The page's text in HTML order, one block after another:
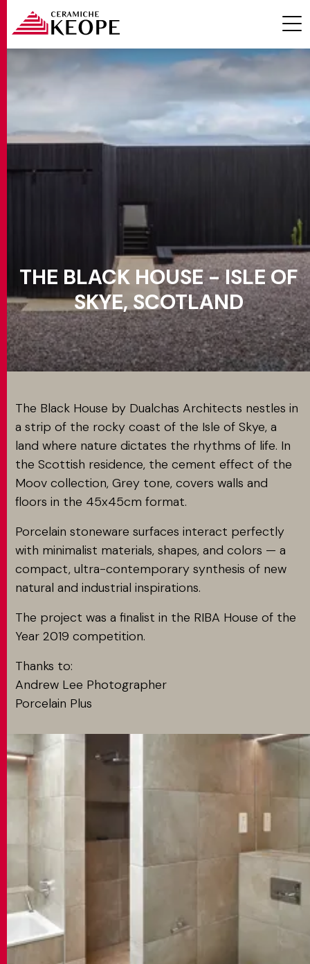
PROJECTS
CONTACTS
MATCH APP
SEARCH
RESERVED AREA
THE BLACK HOUSE - ISLE OF
SKYE, SCOTLAND
The Black House by Dualchas Architects nestles in
a strip of the rocky coast of the Isle of Skye, a
land where nature dictates the rhythms of life. In
the Scottish residence, the cement effect of the
Moov collection, Grey tone, covers walls and
floors in the 45x45cm format.
Porcelain stoneware surfaces interact perfectly
with minimalist materials, shapes, and colors — a
compact, ultra-contemporary synthesis of new
natural and industrial inspirations.
The project was a finalist in the RIBA House of the
Year 2019 competition.
Thanks to:
Andrew Lee Photographer
Porcelain Plus